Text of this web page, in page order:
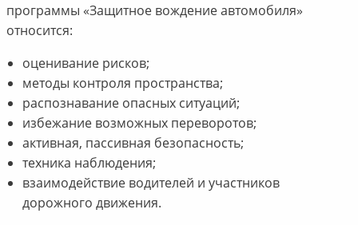
программы «Защитное вождение автомобиля»
относится:
оценивание рисков;
методы контроля пространства;
распознавание опасных ситуаций;
избежание возможных переворотов;
активная, пассивная безопасность;
техника наблюдения;
взаимодействие водителей и участников
дорожного движения.